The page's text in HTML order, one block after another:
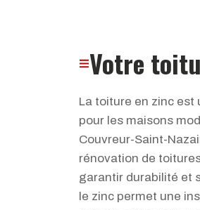
Votre
La toiture en zinc
pour les maisons
Couvreur-Saint-
rénovation de
garantir durabilité et
le zinc permet une